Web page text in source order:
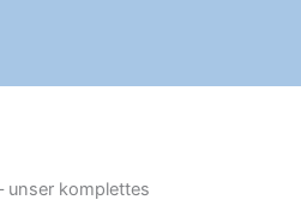
unser komplettes